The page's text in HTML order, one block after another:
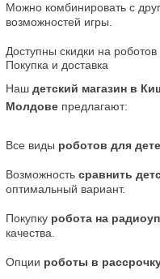
Можно комбинировать с
возможностей игры.
Доступны скидки на роботов
Покупка и доставка
Наш детский магазин в
Молдове предлагают:
Все виды роботов для
Возможность сравнить
оптимальный вариант.
Покупку робота на
качества.
Опции роботы в